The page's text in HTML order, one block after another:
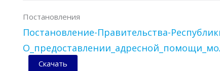
Постановления
Постановление-Правительства-
Скачать